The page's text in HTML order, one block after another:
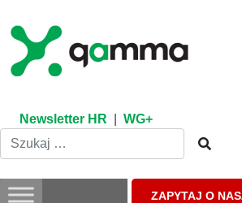
content
Newsletter HR WG+
ZAPYTAJ O